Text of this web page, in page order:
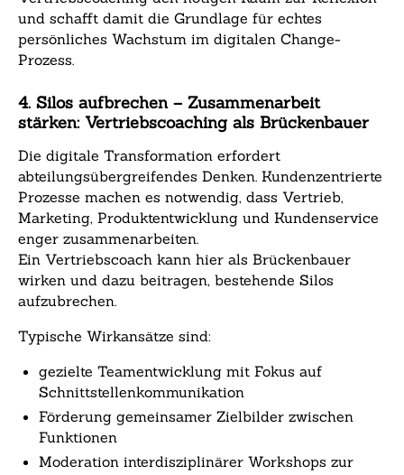
und schafft damit die Grundlage für echtes
persönliches Wachstum im digitalen Change-
Prozess.
4. Silos aufbrechen – Zusammenarbeit
stärken: Vertriebscoaching als Brückenbauer
Die digitale Transformation erfordert
abteilungsübergreifendes Denken. Kundenzentrierte
Prozesse machen es notwendig, dass Vertrieb,
Marketing, Produktentwicklung und Kundenservice
enger zusammenarbeiten.
Ein Vertriebscoach kann hier als Brückenbauer
wirken und dazu beitragen, bestehende Silos
aufzubrechen.
Typische Wirkansätze sind:
gezielte Teamentwicklung mit Fokus auf
Schnittstellenkommunikation
Förderung gemeinsamer Zielbilder zwischen
Funktionen
Moderation interdisziplinärer Workshops zur